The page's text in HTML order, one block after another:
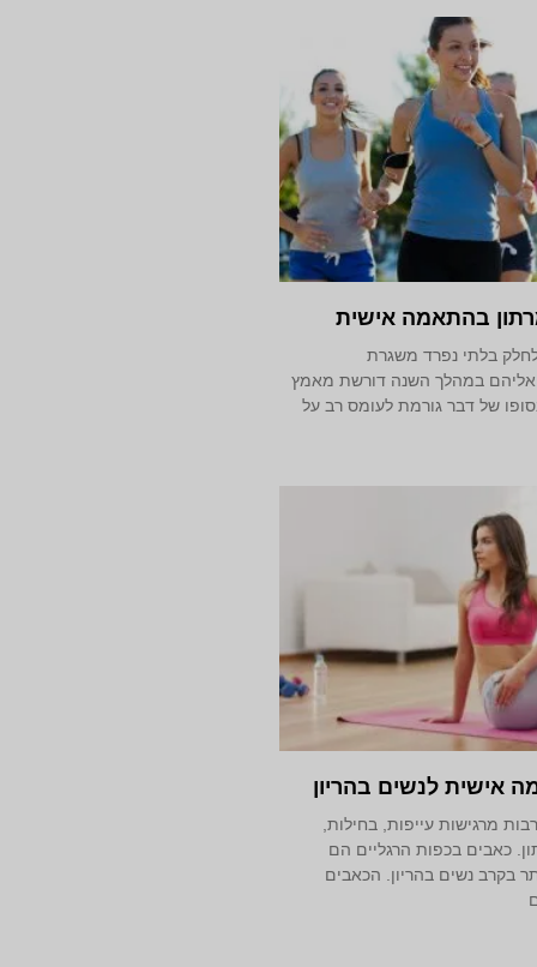
בהתאמה אישית
בלתי נפרד משגרת
במהלך השנה דורשת מאמץ
של דבר גורמת לעומס רב על
אישית לנשים בהריון
מרגישות עייפות, בחילות,
כאבים בכפות הרגליים הם
בקרב נשים בהריון. הכאבים